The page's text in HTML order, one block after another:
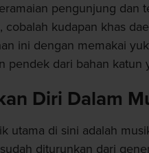
pengunjung dan
cobalah kudapan khas
ini dengan memakai
pendek dari bahan katun
Diri Dalam
utama di sini adalah
diturunkan dari